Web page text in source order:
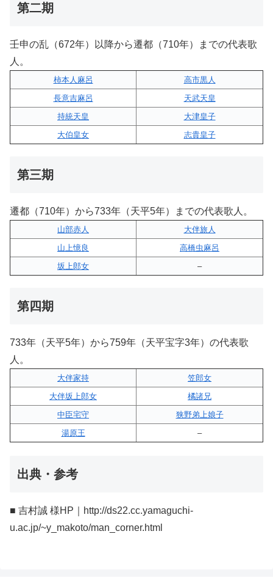
第二期
壬申の乱（672年）以降から遷都（710年）までの代表歌
人。
柿本人麻呂
高市黒人
長意吉麻呂
天武天皇
持統天皇
大津皇子
大伯皇女
志貴皇子
第三期
遷都（710年）から733年（天平5年）までの代表歌人。
山部赤人
大伴旅人
山上憶良
高橋虫麻呂
坂上郎女
–
第四期
733年（天平5年）から759年（天平宝字3年）の代表歌
人。
大伴家持
笠郎女
大伴坂上郎女
橘諸兄
中臣宅守
狭野弟上娘子
湯原王
–
出典・参考
■ 吉村誠 様HP｜http://ds22.cc.yamaguchi-
u.ac.jp/~y_makoto/man_corner.html